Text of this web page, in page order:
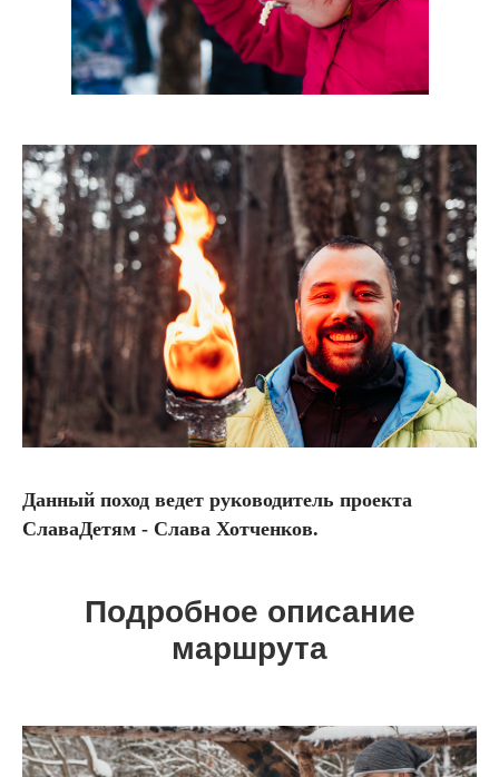
Данный поход ведет руководитель проекта
СлаваДетям - Слава Хотченков.
Подробное описание
маршрута